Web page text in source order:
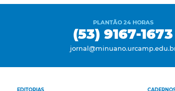
PLANTÃO 24 HORAS
(53) 9167-1673
EDITORIAS